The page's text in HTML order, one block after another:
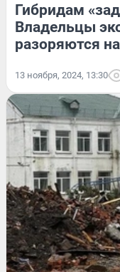
Гибридам
Владельцы
разоряются
13 ноября, 2024, 13:30